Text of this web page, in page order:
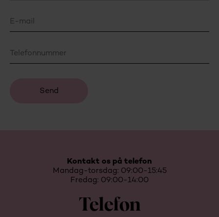
Kontakt os på telefon
Mandag-torsdag: 09:00-15:45
Fredag: 09:00-14:00
Telefon